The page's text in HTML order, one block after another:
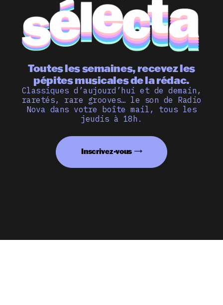
Toutes les semaines, recevez les
pépites musicales de la rédac.
Classiques d’aujourd’hui et de demain,
raretés, rare grooves… le son de Radio
Nova dans votre boîte mail, tous les
jeudis à 18h.
Inscrivez-vous